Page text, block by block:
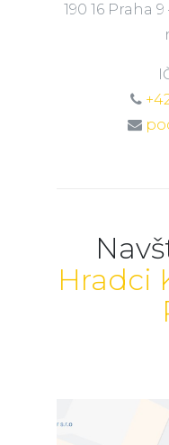
190 16 Praha
Hradci